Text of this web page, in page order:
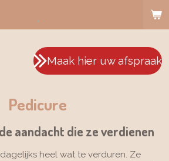
.
Maak hier uw afspraak
Pedicure
aandacht die ze verdienen
heel wat te verduren. Ze